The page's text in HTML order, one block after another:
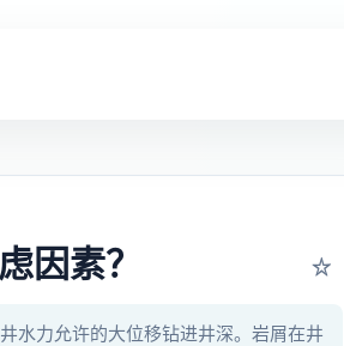
因素？ ☆
水力允许的大位移钻进井深。岩屑在井